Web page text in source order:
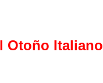
Otoño Italiano